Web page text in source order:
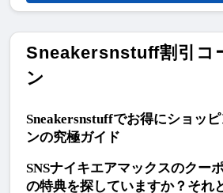
Sneakersnstuff割引コ
ン
Sneakersnstuffでお得にショッ
ンの究極ガイド
SNSナイキエアマックスのクー
の特典を探していますか？それ